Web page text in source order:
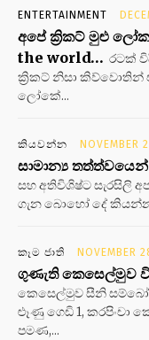
ENTERTAINMENT
අපේ ක්‍රිකට් මුළු
the world… රටක්
ක්‍රිකට් නිසා කිව්වොතින්
ලෝකේ...
කියවන්න NOVEMBER
සාමාන්‍ය තත්ත්වයෙන්
සහ අතිවිශිෂ්ට සැරසිලි
ගැන බොහෝ දේ
කෑම ජාති NOVEMBER
ගුණැති කෙසෙල්මුව
කෙසෙල්මුව සීනි
ළූණු ගෙඩි 1, කරපිංචා
පමණ,...